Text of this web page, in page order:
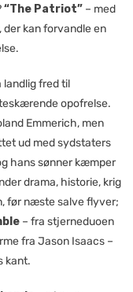
“The Patriot” – med
der kan forvandle en
fred til
opofrelse.
Emmerich, men
ud med sydstaters
hans sønner kæmper
drama, historie, krig
før næste salve flyver;
– fra stjerneduoen
fra Jason Isaacs –
kant.